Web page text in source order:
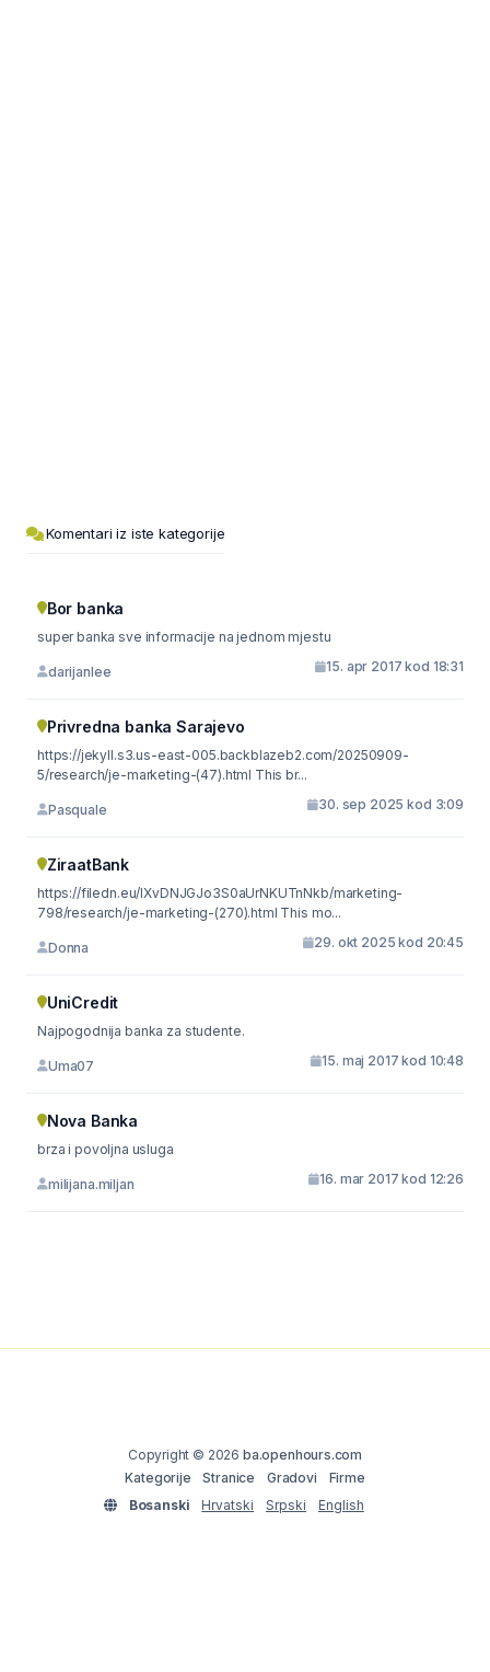
Komentari iz iste kategorije
Bor banka
super banka sve informacije na jednom mjestu
darijanlee 15. apr 2017 kod 18:31
Privredna banka Sarajevo
https://jekyll.s3.us-east-005.backblazeb2.com/20250909-
5/research/je-marketing-(47).html This br...
Pasquale 30. sep 2025 kod 3:09
ZiraatBank
https://filedn.eu/lXvDNJGJo3S0aUrNKUTnNkb/marketing-
798/research/je-marketing-(270).html This mo...
Donna 29. okt 2025 kod 20:45
UniCredit
Najpogodnija banka za studente.
Uma07 15. maj 2017 kod 10:48
Nova Banka
brza i povoljna usluga
milijana.miljan 16. mar 2017 kod 12:26
Copyright © 2026 ba.openhours.com
Kategorije
Stranice Gradovi
Firme
Bosanski
Hrvatski Srpski English